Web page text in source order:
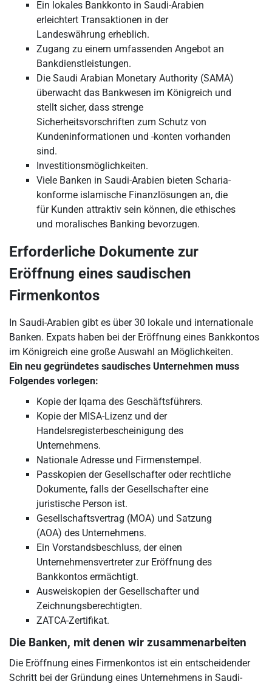
Ein lokales Bankkonto in Saudi-Arabien
erleichtert Transaktionen in der
Landeswährung erheblich.
Zugang zu einem umfassenden Angebot an
Bankdienstleistungen.
Die Saudi Arabian Monetary Authority (SAMA)
überwacht das Bankwesen im Königreich und
stellt sicher, dass strenge
Sicherheitsvorschriften zum Schutz von
Kundeninformationen und -konten vorhanden
sind.
Investitionsmöglichkeiten.
Viele Banken in Saudi-Arabien bieten Scharia-
konforme islamische Finanzlösungen an, die
für Kunden attraktiv sein können, die ethisches
und moralisches Banking bevorzugen.
Erforderliche Dokumente zur
Eröffnung eines saudischen
Firmenkontos
In Saudi-Arabien gibt es über 30 lokale und internationale
Banken. Expats haben bei der Eröffnung eines Bankkontos
im Königreich eine große Auswahl an Möglichkeiten.
Ein neu gegründetes saudisches Unternehmen muss
Folgendes vorlegen:
Kopie der Iqama des Geschäftsführers.
Kopie der MISA-Lizenz und der
Handelsregisterbescheinigung des
Unternehmens.
Nationale Adresse und Firmenstempel.
Passkopien der Gesellschafter oder rechtliche
Dokumente, falls der Gesellschafter eine
juristische Person ist.
Gesellschaftsvertrag (MOA) und Satzung
(AOA) des Unternehmens.
Ein Vorstandsbeschluss, der einen
Unternehmensvertreter zur Eröffnung des
Bankkontos ermächtigt.
Ausweiskopien der Gesellschafter und
Zeichnungsberechtigten.
ZATCA-Zertifikat.
Die Banken, mit denen wir zusammenarbeiten
Die Eröffnung eines Firmenkontos ist ein entscheidender
Schritt bei der Gründung eines Unternehmens in Saudi-